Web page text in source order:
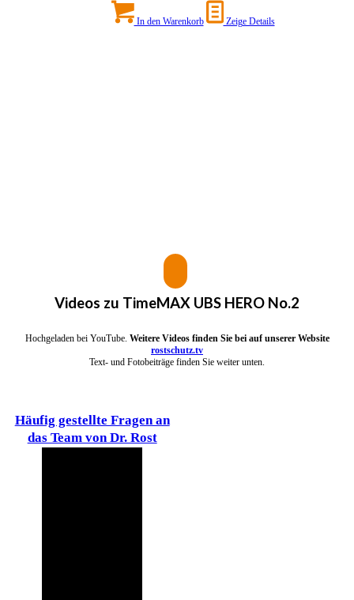
In den Warenkorb Zeige Details
Videos zu TimeMAX UBS HERO No.2
Hochgeladen bei YouTube. Weitere Videos finden Sie bei auf unserer Website
rostschutz.tv
Text- und Fotobeiträge finden Sie weiter unten.
Häufig gestellte Fragen an
das Team von Dr. Rost